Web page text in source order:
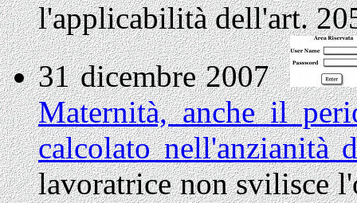
l'applicabilità dell'art.
31 dicembre 2007
Maternità, anche il
calcolato nell'anzianità
lavoratrice non svilisce